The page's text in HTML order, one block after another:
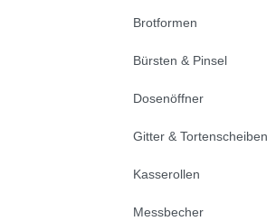
Brotformen
Bürsten & Pinsel
Dosenöffner
Gitter & Tortenscheiben
Kasserollen
Messbecher